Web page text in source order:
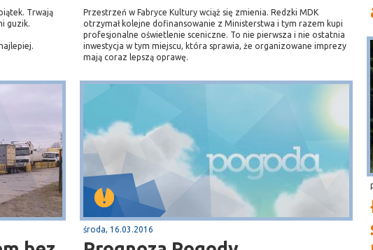
Trwają
guzik.
Przestrzeń w Fabryce Kultury wciąż się zmienia. Redzki MDK
otrzymał kolejne dofinansowanie z Ministerstwa i tym razem kupi
profesjonalne oświetlenie sceniczne. To nie pierwsza i nie ostatnia
inwestycja w tym miejscu, która sprawia, że organizowane imprezy
mają coraz lepszą oprawę.
środa, 16.03.2016